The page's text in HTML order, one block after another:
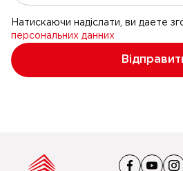
Натискаючи надіслати, ви даете
персональних данних